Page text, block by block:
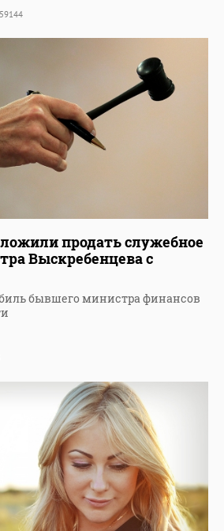
59144
продать служебное
Выскребенцева с
бывшего министра финансов